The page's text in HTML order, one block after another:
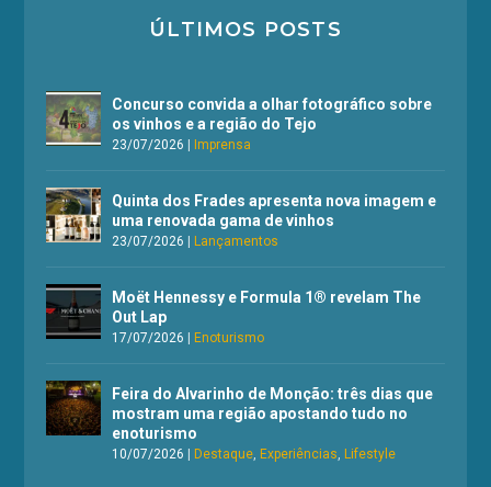
ÚLTIMOS POSTS
Concurso convida a olhar fotográfico sobre
os vinhos e a região do Tejo
23/07/2026 |Imprensa
Quinta dos Frades apresenta nova imagem e
uma renovada gama de vinhos
23/07/2026 |Lançamentos
Moët Hennessy e Formula 1® revelam The
Out Lap
17/07/2026 |Enoturismo
Feira do Alvarinho de Monção: três dias que
mostram uma região apostando tudo no
enoturismo
10/07/2026 |Destaque ,Experiências ,Lifestyle